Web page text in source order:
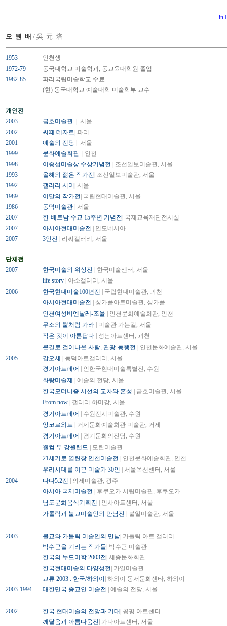
in
오 원 배 / 吳 元 培
1953
인천생
1972-79
동국대학교 미술학과, 동교육대학원 졸업
1982-85
파리국립미술학교 수료
(현) 동국대학교 예술대학 미술학부 교수
개인전
2003
금호미술관
| 서울
2002
씨떼 데자르 | 파리
2001
예술의 전당
| 서울
1999
문화예술회관
| 인천
1998
이중섭미술상 수상기념전
| 조선일보미술관, 서울
1993
올해의 젊은 작가전 | 조선일보미술관, 서울
1992
갤러리 서미
| 서울
1989
이달의 작가전 | 국립현대미술관, 서울
1986
동덕미술관 | 서울
2007
한·베트남 수교 15주년 기념전 | 국제교육재단전시실
2007
아시아현대미술전 | 인도네시아
2007
3인전 | 리씨갤러리, 서울
단체전
2007
한국미술의 위상전 | 한국미술센터, 서울
life story | 아소갤러리, 서울
2006
한국현대미술100년전 | 국립현대미술관, 과천
아시아현대미술전 | 싱가폴아트미술관, 싱가폴
인천여성비엔날레-조율 | 인천문화예술회관, 인천
무소의 뿔처럼 가라 | 미술관 가는길, 서울
작은 것이 아름답다
| 성남아트센터, 과천
큰길로 걸어나온 사람, 관광-동행전 | 인천문화예술관, 서울
2005
갑오세
| 동덕아트갤러리, 서울
경기아트페어
| 인한국현대미술특별전, 수원
화랑미술제
| 예술의 전당, 서울
한국모더니즘 시선의 교차와 혼성 | 금호미술관, 서울
From now | 갤러리 하미강, 서울
경기아트페어
| 수원전시미술관, 수원
앙코르와트 | 거제문화예술회관 미술관, 거제
경기아트페어
| 경기문화의전당, 수원
웰컴 투 강원랜드 | 모란미술관
21세기로 열린창 인천미술전 | 인천문화예술회관, 인천
우리시대를 이끈 미술가 30인
| 서울옥션센터, 서울
2004
다다5.2전 | 의제미술관, 광주
아시아 국제미술전 | 후쿠오카 시립미술관, 후쿠오카
남도문화음식기획전 | 인사아트센터, 서울
가톨릭과 불교미술인의 만남전
| 불일미술관, 서울
2003 불교와 가톨릭 미술인의 만남 | 가톨릭 아트 갤러리
박수근을 기리는 작가들 | 박수근 미술관
한국의 누드미학 2003전 | 세종문화회관
한국현대미술의 다양성전 | 가일미술관
교류 2003 : 한국/하와이
| 하와이 동서문화센타, 하와이
2003-1994
대한민국 종교인 미술전 | 예술의 전당, 서울
2002 한국 현대미술의 전망과 기대 | 공평 아트센터
깨달음과 아름다움전 | 가나아트센터, 서울